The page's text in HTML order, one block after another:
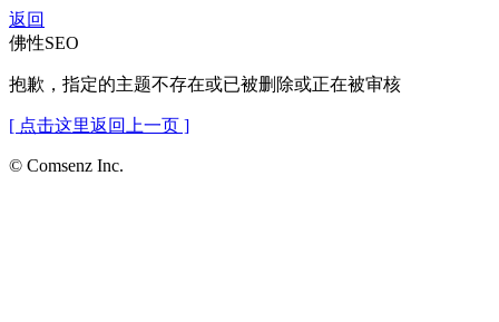
返回
佛性SEO
抱歉，指定的主题不存在或已被删除或正在被审核
[ 点击这里返回上一页 ]
© Comsenz Inc.